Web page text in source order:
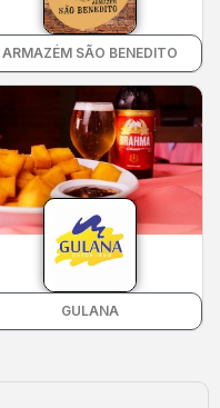
ARMAZÉM SÃO BENEDITO
GULANA